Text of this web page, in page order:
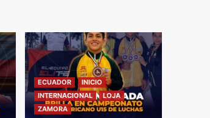
ECUADOR
INICIO
INTERNACIONAL
LOJA
ZAMORA